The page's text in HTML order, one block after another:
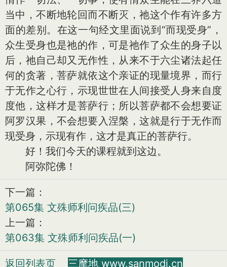
当中，不断地轮回而不断灭，祂这个作有许多方
面的差别。在这一句经文里面说到“而现受身”，
众生受身也是祂的作，可是祂作了众生的身子以
后，祂自己却又无作性，从来不于六尘诸法起任
何的贪著，菩萨就依这个亲证的现量境界，而行
于无作之心行，示现世世在人间接受人身来自度
度他，这样才是菩萨行；所以菩萨都不会想要证
阿罗汉果，不会想要入涅槃，这就是行于无作而
现受身，示现有作，这才是真正的菩萨行。
好！我们今天的课程就到这边。
阿弥陀佛！
下一篇：
第065集 文殊师利问疾品(三)
上一篇：
第063集 文殊师利问疾品(一)
返回列表页 三摩地 www.sanmodi.cn